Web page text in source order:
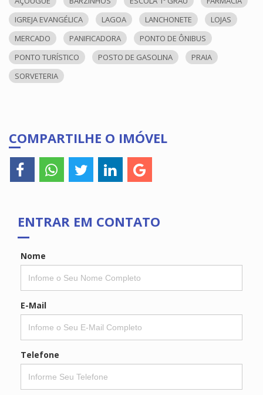
IGREJA EVANGÉLICA
LAGOA LANCHONETE
LOJAS
MERCADO
PANIFICADORA
PONTO DE ÔNIBUS
PONTO TURÍSTICO
POSTO DE GASOLINA
PRAIA
SORVETERIA
COMPARTILHE O IMÓVEL
ENTRAR EM CONTATO
Nome
E-Mail
Telefone